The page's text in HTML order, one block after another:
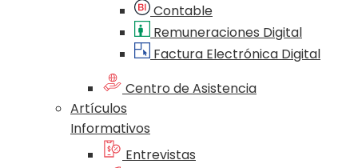
Contable
Remuneraciones Digital
Factura Electrónica Digital
Centro de Asistencia
Artículos
Informativos
Entrevistas